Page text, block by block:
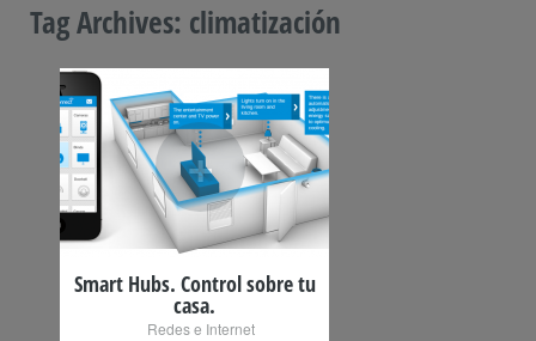
Tag Archives: climatización
+
Smart Hubs. Control sobre tu
casa.
Redes e Internet